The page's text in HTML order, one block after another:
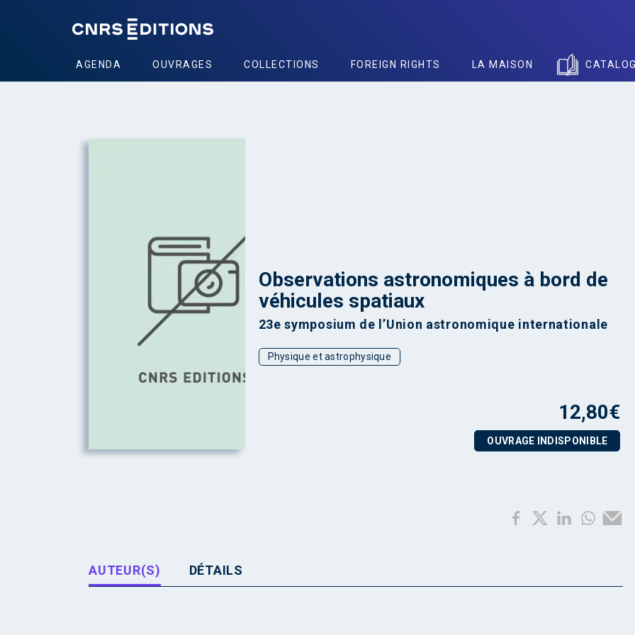
AGENDA OUVRAGES COLLECTIONS FOREIGN RIGHTS LA MAISON
Observations astronomiques à bord de
véhicules spatiaux
23e symposium de l’Union astronomique internationale
Physique et astrophysique
12,80€
OUVRAGE INDISPONIBLE
AUTEUR(S) DÉTAILS